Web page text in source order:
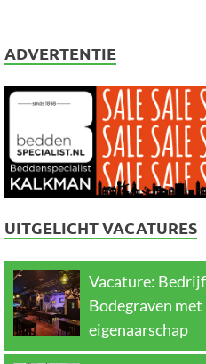
ADVERTENTIE
UITGELICHT VACATURES
Vacature:
Bodegraven met
eigenaarschap